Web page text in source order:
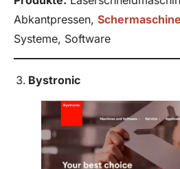
Abkantpressen,
Systeme, Software
Bystronic